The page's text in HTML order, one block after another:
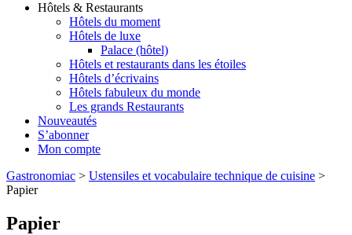
Hôtels & Restaurants
Hôtels du moment
Hôtels de luxe
Palace (hôtel)
Hôtels et restaurants dans les étoiles
Hôtels d’écrivains
Hôtels fabuleux du monde
Les grands Restaurants
Nouveautés
S’abonner
Mon compte
Gastronomiac > Ustensiles et vocabulaire technique de cuisine >
Papier
Papier